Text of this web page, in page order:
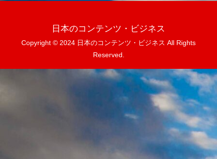
日本のコンテンツ・ビジネス
Copyright © 2024 日本のコンテンツ・ビジネス All Rights
Reserved.